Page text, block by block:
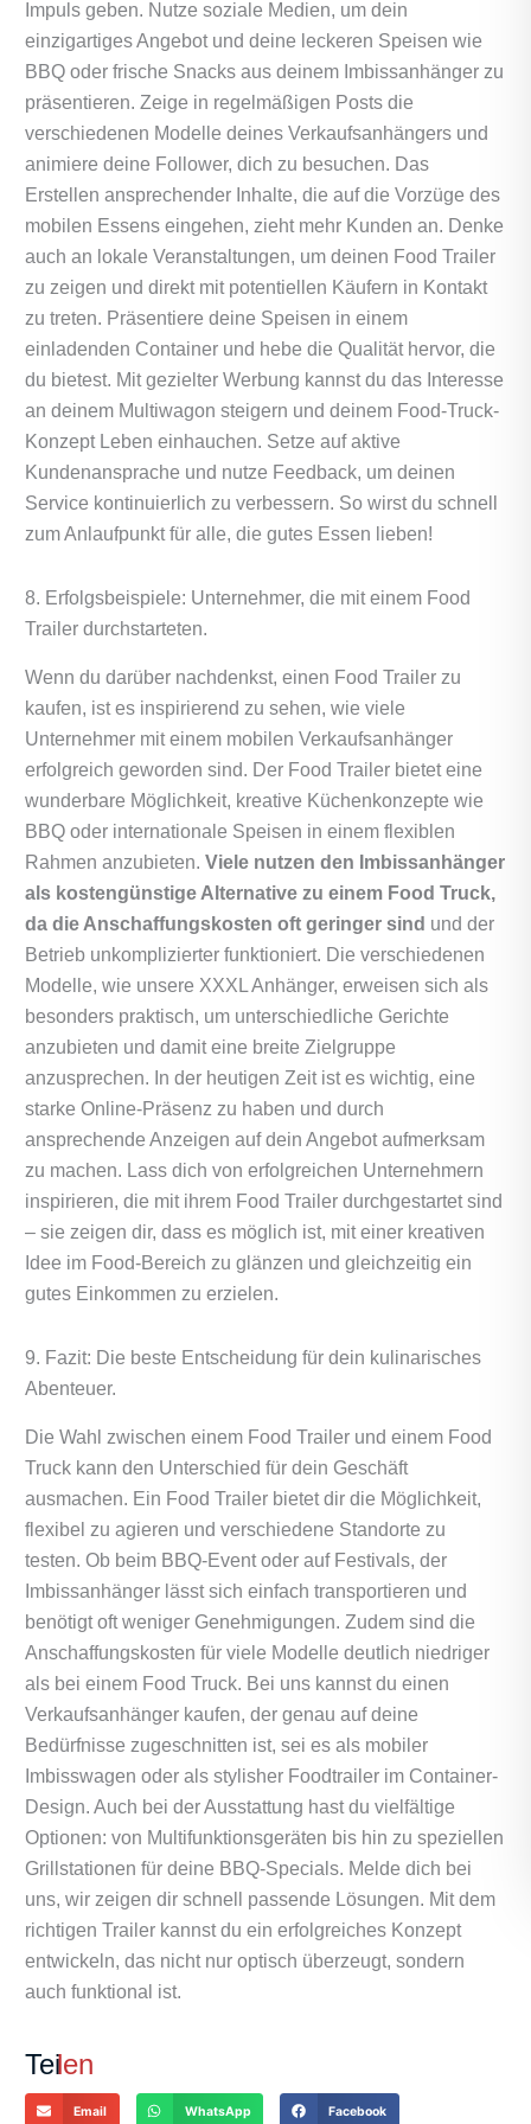
Impuls geben. Nutze soziale Medien, um dein
einzigartiges Angebot und deine leckeren Speisen wie
BBQ oder frische Snacks aus deinem Imbissanhänger zu
präsentieren. Zeige in regelmäßigen Posts die
verschiedenen Modelle deines Verkaufsanhängers und
animiere deine Follower, dich zu besuchen. Das
Erstellen ansprechender Inhalte, die auf die Vorzüge des
mobilen Essens eingehen, zieht mehr Kunden an. Denke
auch an lokale Veranstaltungen, um deinen Food Trailer
zu zeigen und direkt mit potentiellen Käufern in Kontakt
zu treten. Präsentiere deine Speisen in einem
einladenden Container und hebe die Qualität hervor, die
du bietest. Mit gezielter Werbung kannst du das Interesse
an deinem Multiwagon steigern und deinem Food-Truck-
Konzept Leben einhauchen. Setze auf aktive
Kundenansprache und nutze Feedback, um deinen
Service kontinuierlich zu verbessern. So wirst du schnell
zum Anlaufpunkt für alle, die gutes Essen lieben!
8. Erfolgsbeispiele: Unternehmer, die mit einem Food
Trailer durchstarteten.
Wenn du darüber nachdenkst, einen Food Trailer zu
kaufen, ist es inspirierend zu sehen, wie viele
Unternehmer mit einem mobilen Verkaufsanhänger
erfolgreich geworden sind. Der Food Trailer bietet eine
wunderbare Möglichkeit, kreative Küchenkonzepte wie
BBQ oder internationale Speisen in einem flexiblen
Rahmen anzubieten.Viele nutzen den Imbissanhänger
als kostengünstige Alternative zu einem Food Truck,
da die Anschaffungskosten oft geringer sind und der
Betrieb unkomplizierter funktioniert. Die verschiedenen
Modelle, wie unsere XXXL Anhänger, erweisen sich als
besonders praktisch, um unterschiedliche Gerichte
anzubieten und damit eine breite Zielgruppe
anzusprechen. In der heutigen Zeit ist es wichtig, eine
starke Online-Präsenz zu haben und durch
ansprechende Anzeigen auf dein Angebot aufmerksam
zu machen. Lass dich von erfolgreichen Unternehmern
inspirieren, die mit ihrem Food Trailer durchgestartet sind
– sie zeigen dir, dass es möglich ist, mit einer kreativen
Idee im Food-Bereich zu glänzen und gleichzeitig ein
gutes Einkommen zu erzielen.
9. Fazit: Die beste Entscheidung für dein kulinarisches
Abenteuer.
Die Wahl zwischen einem Food Trailer und einem Food
Truck kann den Unterschied für dein Geschäft
ausmachen. Ein Food Trailer bietet dir die Möglichkeit,
flexibel zu agieren und verschiedene Standorte zu
testen. Ob beim BBQ-Event oder auf Festivals, der
Imbissanhänger lässt sich einfach transportieren und
benötigt oft weniger Genehmigungen. Zudem sind die
Anschaffungskosten für viele Modelle deutlich niedriger
als bei einem Food Truck. Bei uns kannst du einen
Verkaufsanhänger kaufen, der genau auf deine
Bedürfnisse zugeschnitten ist, sei es als mobiler
Imbisswagen oder als stylisher Foodtrailer im Container-
Design. Auch bei der Ausstattung hast du vielfältige
Optionen: von Multifunktionsgeräten bis hin zu speziellen
Grillstationen für deine BBQ-Specials. Melde dich bei
uns, wir zeigen dir schnell passende Lösungen. Mit dem
richtigen Trailer kannst du ein erfolgreiches Konzept
entwickeln, das nicht nur optisch überzeugt, sondern
auch funktional ist.
Teilen
Email WhatsApp Facebook